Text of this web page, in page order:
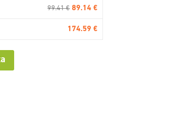
99.41 € 89.14 €
174.59 €